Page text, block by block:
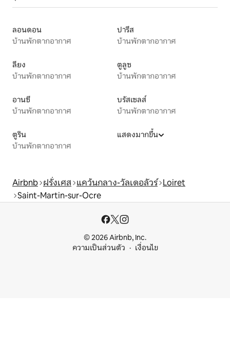
ลอนดอน
บ้านพักตากอากาศ
ปารีส
บ้านพักตากอากาศ
ลียง
บ้านพักตากอากาศ
ตูลูซ
บ้านพักตากอากาศ
อานซี
บ้านพักตากอากาศ
บรัสเซลส์
บ้านพักตากอากาศ
ตูริน
บ้านพักตากอากาศ
แสดงมากขึ้น
Airbnb ฝรั่งเศส แคว้นกลาง-วัลเดอลัวร์ Loiret
Saint-Martin-sur-Ocre
© 2026 Airbnb, Inc.
ความเป็นส่วนตัว
เงื่อนไข